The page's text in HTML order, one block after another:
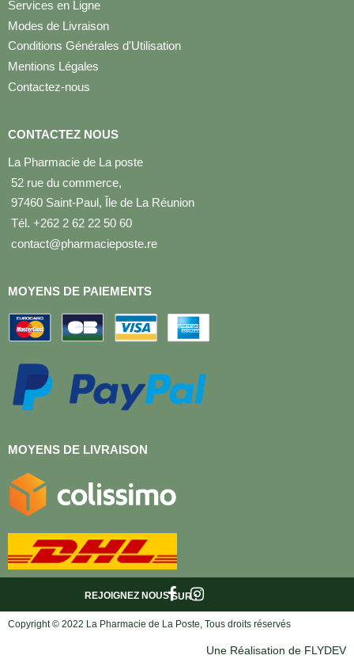
Services en Ligne
Modes de Livraison
Conditions Générales d'Utilisation
Mentions Légales
Contactez-nous
CONTACTEZ NOUS
La Pharmacie de La poste
52 rue du commerce,
97460 Saint-Paul, Île de La Réunion
Tél. +262 2 62 22 50 60
contact@pharmacieposte.re
MOYENS DE PAIEMENTS
MOYENS DE LIVRAISON
SUR :
REJOIGNEZ NOUS
Copyright © 2022 La Pharmacie de La Poste, Tous droits réservés
Une Réalisation de FLYDEV